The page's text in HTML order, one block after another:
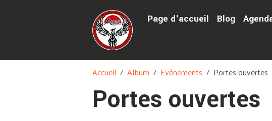
Page d'accueil Blog
Accueil Album Evènements Portes ouvertes
Portes ouvertes